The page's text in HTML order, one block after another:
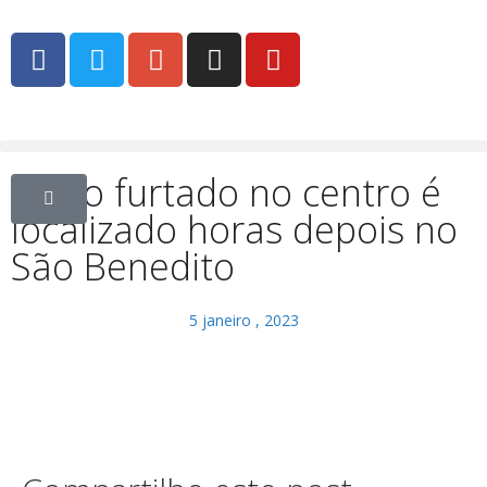
Carro furtado no centro é
localizado horas depois no
São Benedito
5 janeiro , 2023